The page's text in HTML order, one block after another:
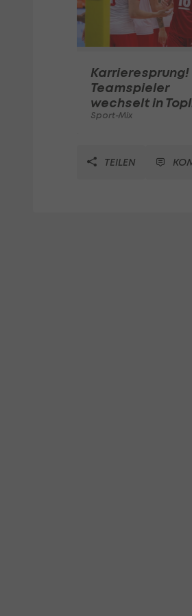
Karrieresprung!
Teamspieler
wechselt in
Sport-Mix
TEILEN